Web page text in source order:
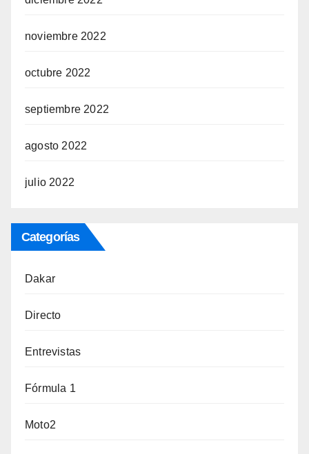
noviembre 2022
octubre 2022
septiembre 2022
agosto 2022
julio 2022
Categorías
Dakar
Directo
Entrevistas
Fórmula 1
Moto2